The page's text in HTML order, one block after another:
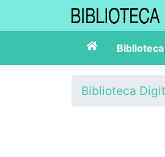
Biblioteca